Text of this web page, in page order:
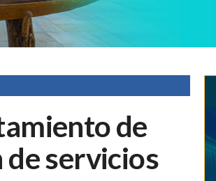
de
servicios